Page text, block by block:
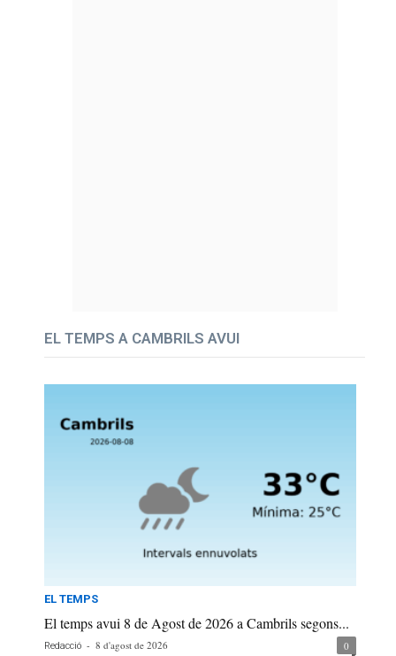
EL TEMPS A CAMBRILS AVUI
EL TEMPS
El temps avui 8 de Agost de 2026 a Cambrils segons...
Redacció - 8 d'agost de 2026 0